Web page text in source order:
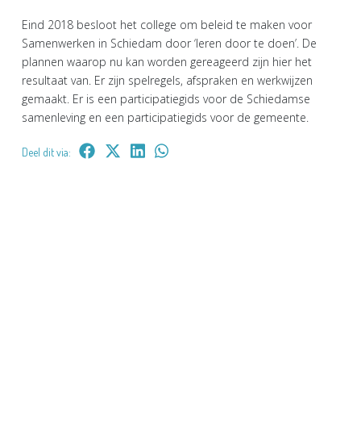
Eind 2018 besloot het college om beleid te maken voor
Samenwerken in Schiedam door ‘leren door te doen’. De
plannen waarop nu kan worden gereageerd zijn hier het
resultaat van. Er zijn spelregels, afspraken en werkwijzen
gemaakt. Er is een participatiegids voor de Schiedamse
samenleving en een participatiegids voor de gemeente.
Deel dit via: